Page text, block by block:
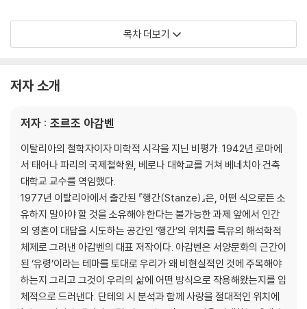
근간을 이룬 유령이라는 테마의 얼굴을 분석함으로써 인간의 문화를 이해
하고, 그 안에 내재된 유령의 접근 불가능성을 규명하고, 필연적인 허구와
한 물음이자 ‘삶’이며, 독자인 우리에게 주어진 ‘단 하나의 과제’일 것이다.
대상과 관계하는 것이며, 인격적 주체로서의 고유한 인식을 우리가 더불어
살아가는 ‘현실’로 확장해가는 전복적 행위임을 깨닫게 될 것이다."
2부 오드라덱의 세계: 상품 앞에 선 예술작품
1. 프로이트 혹은 부재하는 대상
4. 보 브럼멜 혹은 비현실의 도용
3부 말과 유령: 1200년대 사랑의 시에서 나타나는 유령 이론
1. 나르시스와 피그말리온
2. 거울 앞의 에로스
3. “환상적 영”
4. 사랑의 영
5. 나르시스와 피그말리온 사이에서
6. “결코 끝나지 않을 기쁨”
4부 퇴폐한 이미지: 스핑크스의 관점에서 바라본 기호학
1. 오이디푸스와 스핑크스
2. 고유한 것과 고유하지 않은 것
목차 더보기
저자 소개
저자 : 조르조 아감벤
이탈리아의 철학자이자 미학적 시각을 지닌 비평가. 1942년 로마에
서 태어나 파리의 국제철학원, 베로나 대학교를 거쳐 베네치아 건축
대학교 교수를 역임했다.
1977년 이탈리아에서 출간된 『행간(Stanze)』은, 어떤 식으로든 소
유하지 말아야 할 것을 소유해야 한다는 불가능한 과제 앞에서 인간
의 영혼이 대답을 시도하는 공간인 ‘행간’의 위치를 특유의 해석학적
체제로 그려낸 아감벤의 대표 저작이다. 아감벤은 서양문화의 근간이
된 ‘유령’이라는 테마를 토대로 우리가 왜 비현실적인 것에 주목해야
하는지 그리고 그것이 우리의 삶에 어떤 방식으로 작용해왔는지를 입
체적으로 드러낸다. 단테의 시 분석과 함께 사랑을 절대적인 위치에